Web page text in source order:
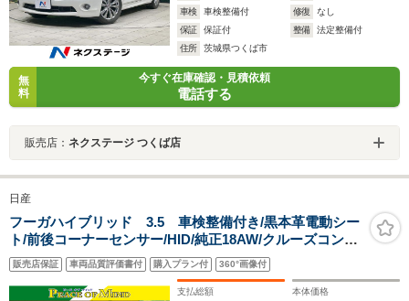
車検
車検整備付 修復
なし
保証
保証付 整備
法定整備付
住所
茨城県つくば市
無
料
今すぐ在庫確認・見積依頼
電話する
販売店： ネクステージ つくば店
日産
フーガハイブリッド 3.5 車検整備付き/黒本革電動シー
ト/前後コーナーセンサー/HID/純正18AW/クルーズコント
ロール/電動チルト/革巻きハンドル/純ナビ/地デジフルセ
グ/Bカメラ/Bluetoothオーディオ接続/スマートキー×2/取
説関係/ETC/
販売店保証 車両品質評価書付 購入プラン付 360°画像付
支払総額 本体価格